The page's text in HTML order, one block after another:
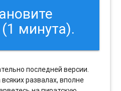
минута).
последней версии.
развалах, вполне